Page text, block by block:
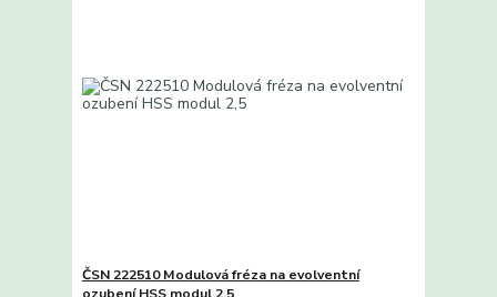
ČSN 222510 Modulová fréza na evolventní